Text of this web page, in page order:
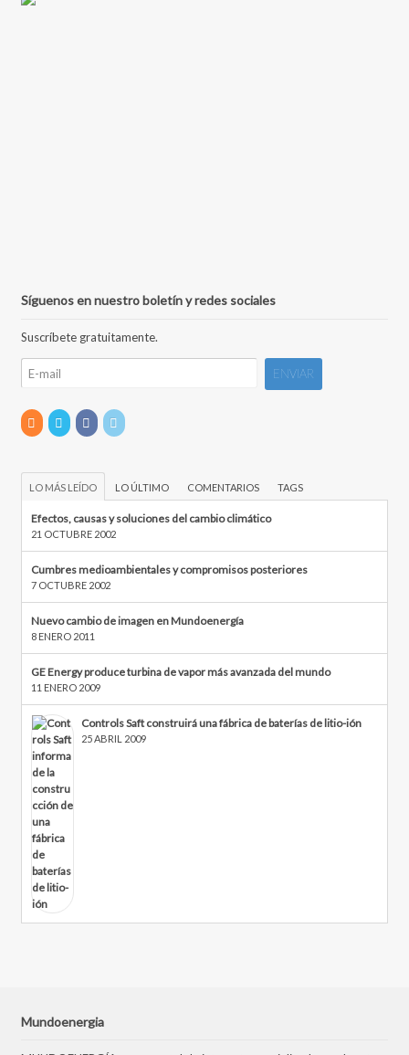
Síguenos en nuestro boletín y redes sociales
Suscríbete gratuitamente.
LO MÁS LEÍDO LO ÚLTIMO COMENTARIOS TAGS
Efectos, causas y soluciones del cambio climático
21 OCTUBRE 2002
Cumbres medioambientales y compromisos posteriores
7 OCTUBRE 2002
Nuevo cambio de imagen en Mundoenergía
8 ENERO 2011
GE Energy produce turbina de vapor más avanzada del mundo
11 ENERO 2009
Controls Saft construirá una fábrica de baterías de litio-ión
25 ABRIL 2009
Mundoenergia